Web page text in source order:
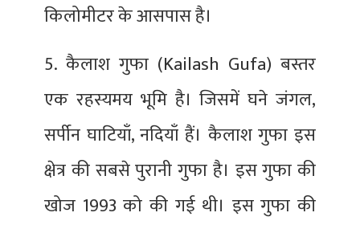
किलोमीटर के आसपास है।
5. कैलाश गुफा (Kailash Gufa) बस्तर
एक रहस्यमय भूमि है। जिसमें घने जंगल,
सर्पीन घाटियाँ, नदियाँ हैं। कैलाश गुफा इस
क्षेत्र की सबसे पुरानी गुफा है। इस गुफा की
खोज 1993 को की गई थी। इस गुफा की